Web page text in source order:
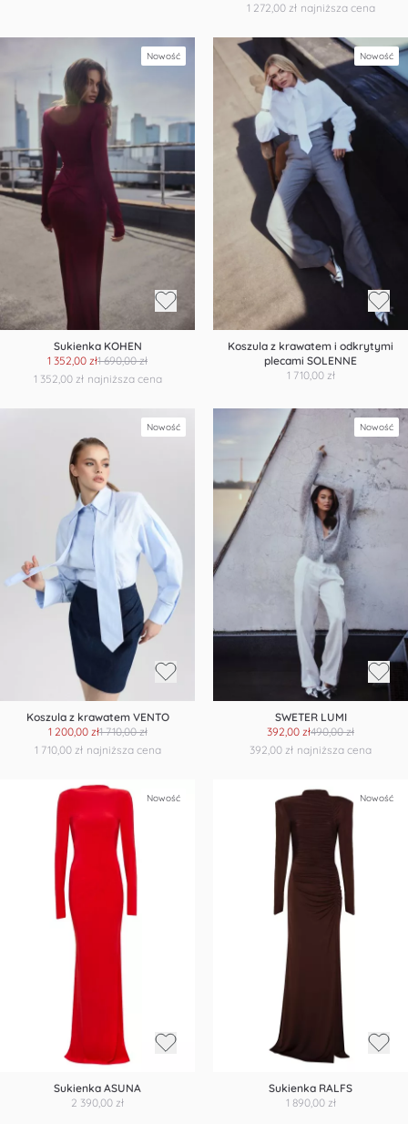
najniższa cena
1 272,00 zł
Nowość
Sukienka KOHEN
1 352,00 zł1 690,00 zł
najniższa cena
1 352,00 zł
Nowość
Koszula z krawatem i odkrytymi
plecami SOLENNE
1 710,00 zł
Nowość
Koszula z krawatem VENTO
1 200,00 zł1 710,00 zł
najniższa cena
1 710,00 zł
Nowość
SWETER LUMI
392,00 zł490,00 zł
najniższa cena
392,00 zł
Nowość
Sukienka ASUNA
2 390,00 zł
Nowość
Sukienka RALFS
1 890,00 zł